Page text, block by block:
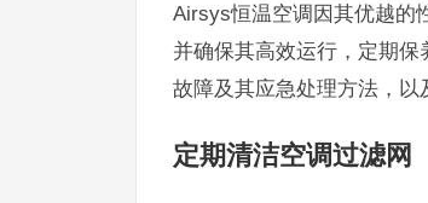
Airsys恒温空调因其优越的
并确保其高效运行，定期
故障及其应急处理方法，以
定期清洁空调过滤网